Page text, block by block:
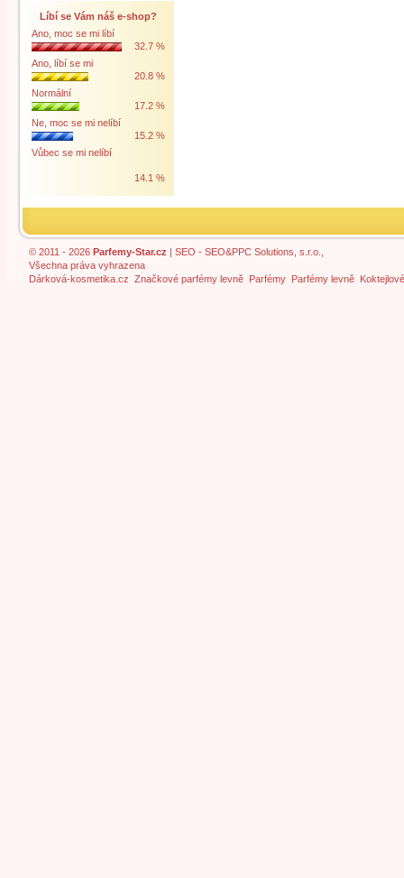
Líbí se Vám náš e-shop?
Ano, moc se mi líbí
32.7 %
Ano, líbí se mi
20.8 %
Normální
17.2 %
Ne, moc se mi nelíbí
15.2 %
Vůbec se mi nelíbí
14.1 %
© 2011 - 2026 Parfemy-Star.cz | SEO - SEO&PPC Solutions, s.r.o.,
Všechna práva vyhrazena
Dárková-kosmetika.cz Značkové parfémy levně Parfémy Parfémy levně